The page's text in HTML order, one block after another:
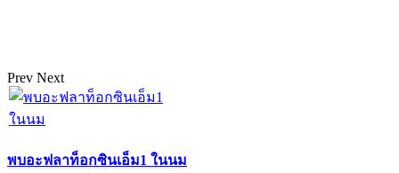
Prev Next
พบอะฟลาท็อกซินเอ็ม1 ในนม